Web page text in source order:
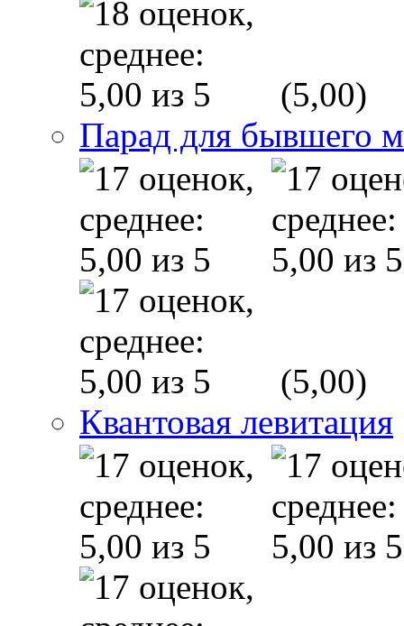
(5,00)
Парад для бывшего
(5,00)
Квантовая левитация